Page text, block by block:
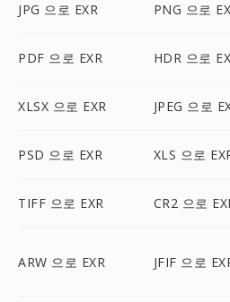
JPG 으로 EXR PNG 으로
PDF 으로 EXR HDR 으로
XLSX 으로 EXR JPEG 으로
PSD 으로 EXR XLS 으로
TIFF 으로 EXR CR2 으로
ARW 으로 EXR JFIF 으로